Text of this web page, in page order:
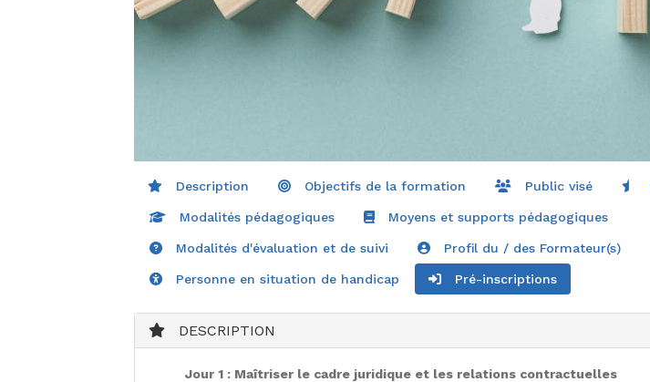
Description Objectifs de la formation Public visé
Modalités pédagogiques Moyens et supports pédagogiques
Modalités d'évaluation et de suivi Profil du / des Formateur(s)
Personne en situation de handicap Pré-inscriptions
DESCRIPTION
Jour 1 : Maîtriser le cadre juridique et les relations contractuelles